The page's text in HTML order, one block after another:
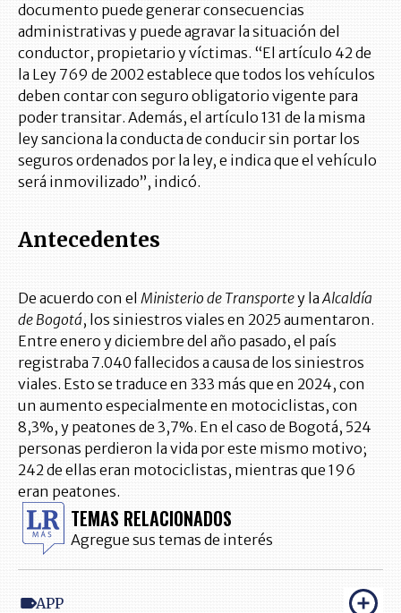
documento puede generar consecuencias
administrativas y puede agravar la situación del
conductor, propietario y víctimas. “El artículo 42 de
la Ley 769 de 2002 establece que todos los vehículos
deben contar con seguro obligatorio vigente para
poder transitar. Además, el artículo 131 de la misma
ley sanciona la conducta de conducir sin portar los
seguros ordenados por la ley, e indica que el vehículo
será inmovilizado”, indicó.
Antecedentes
De acuerdo con el Ministerio de Transportey laAlcaldía
de Bogotá, los siniestros viales en 2025 aumentaron.
Entre enero y diciembre del año pasado, el país
registraba 7.040 fallecidos a causa de los siniestros
viales. Esto se traduce en 333 más que en 2024, con
un aumento especialmente en motociclistas, con
8,3%, y peatones de 3,7%. En el caso de Bogotá, 524
personas perdieron la vida por este mismo motivo;
242 de ellas eran motociclistas, mientras que 196
eran peatones.
TEMAS RELACIONADOS
Agregue sus temas de interés
APP